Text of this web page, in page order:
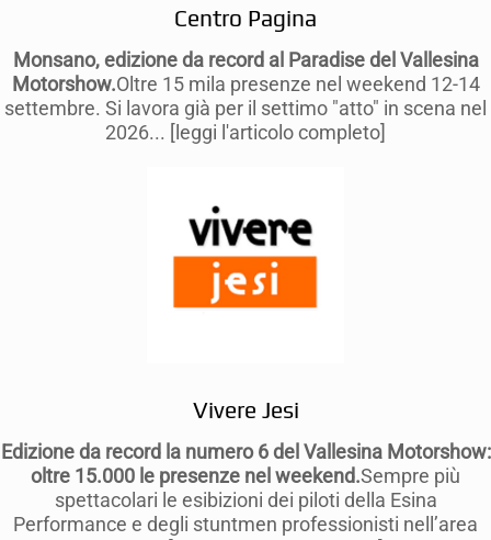
Centro Pagina
Monsano, edizione da record al Paradise del Vallesina
Motorshow.Oltre 15 mila presenze nel weekend 12-14
settembre. Si lavora già per il settimo "atto" in scena nel
2026... [leggi l'articolo completo]
Vivere Jesi
Edizione da record la numero 6 del Vallesina Motorshow:
oltre 15.000 le presenze nel weekend.Sempre più
spettacolari le esibizioni dei piloti della Esina
Performance e degli stuntmen professionisti nell’area